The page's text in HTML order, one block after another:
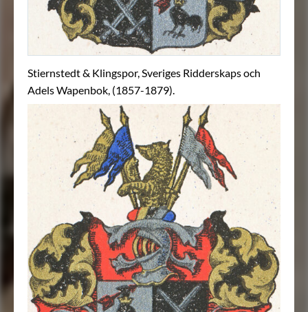
Stiernstedt & Klingspor, Sveriges Ridderskaps och
Adels Wapenbok, (1857-1879).